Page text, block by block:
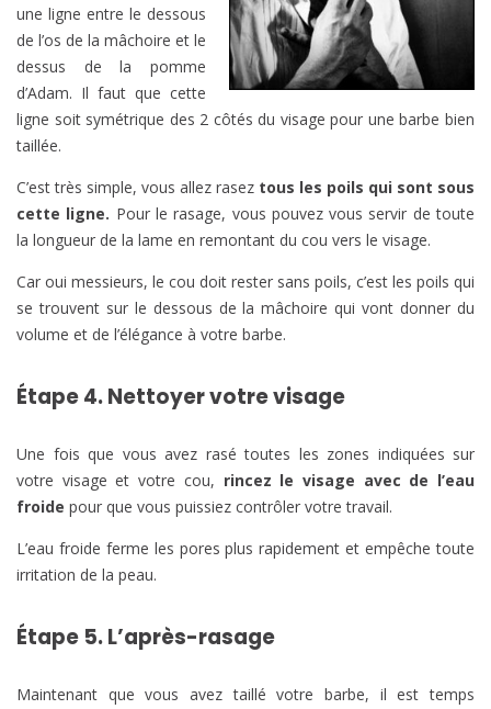
une ligne entre le dessous
de l’os de la mâchoire et le
dessus de la pomme
d’Adam. Il faut que cette
ligne soit symétrique des 2 côtés du visage pour une barbe bien
taillée.
C’est très simple, vous allez rasez tous les poils qui sont sous
cette ligne. Pour le rasage, vous pouvez vous servir de toute
la longueur de la lame en remontant du cou vers le visage.
Car oui messieurs, le cou doit rester sans poils, c’est les poils qui
se trouvent sur le dessous de la mâchoire qui vont donner du
volume et de l’élégance à votre barbe.
Étape 4. Nettoyer votre visage
Une fois que vous avez rasé toutes les zones indiquées sur
votre visage et votre cou, rincez le visage avec de l’eau
froide pour que vous puissiez contrôler votre travail.
L’eau froide ferme les pores plus rapidement et empêche toute
irritation de la peau.
Étape 5. L’après-rasage
Maintenant que vous avez taillé votre barbe, il est temps